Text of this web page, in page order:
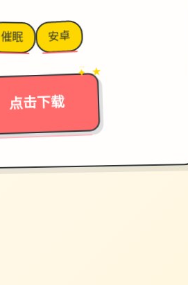
催眠 安卓
点击下载
→
✦ ★